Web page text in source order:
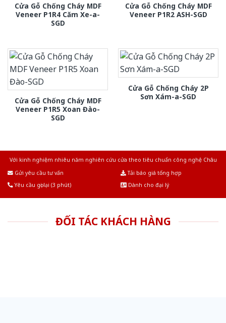
Cửa Gỗ Chống Cháy MDF
Veneer P1R4 Căm Xe-a-
SGD
Cửa Gỗ Chống Cháy MDF
Veneer P1R2 ASH-SGD
Cửa Gỗ Chống Cháy MDF
Veneer P1R5 Xoan Đào-
SGD
Cửa Gỗ Chống Cháy 2P
Sơn Xám-a-SGD
Với kinh nghiệm nhiêu năm nghiên cứu cửa theo tiêu chuẩn công nghệ Châu
Gửi yêu cầu tư vấn
Tải báo giá tổng hợp
Yêu cầu gọi lại (3 phút)
Dành cho đại lý
ĐỐI TÁC KHÁCH HÀNG